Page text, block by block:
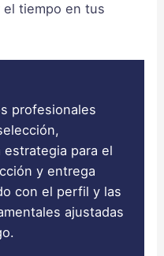
el tiempo en tus
profesionales
para el
y entrega
con el perfil y las
ajustadas